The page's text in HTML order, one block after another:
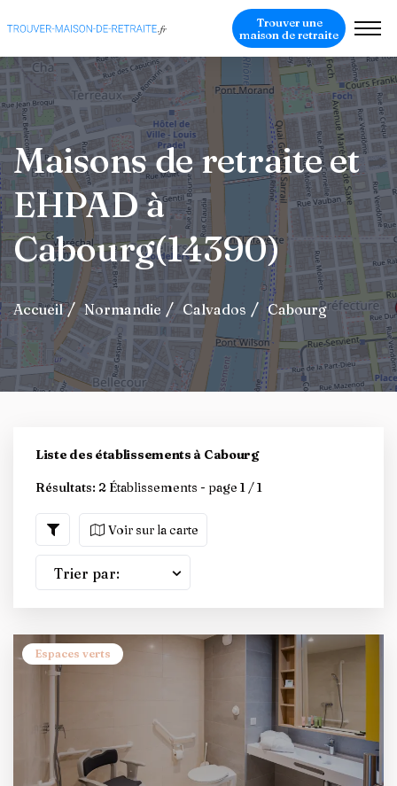
Trouver une
maison de retraite
Maisons de retraite et
EHPAD à
Cabourg(14390)
Accueil Normandie Calvados Cabourg
Liste des établissements à Cabourg
Résultats: 2 Établissements - page 1 / 1
Voir sur la carte
Trier par:
Espaces verts